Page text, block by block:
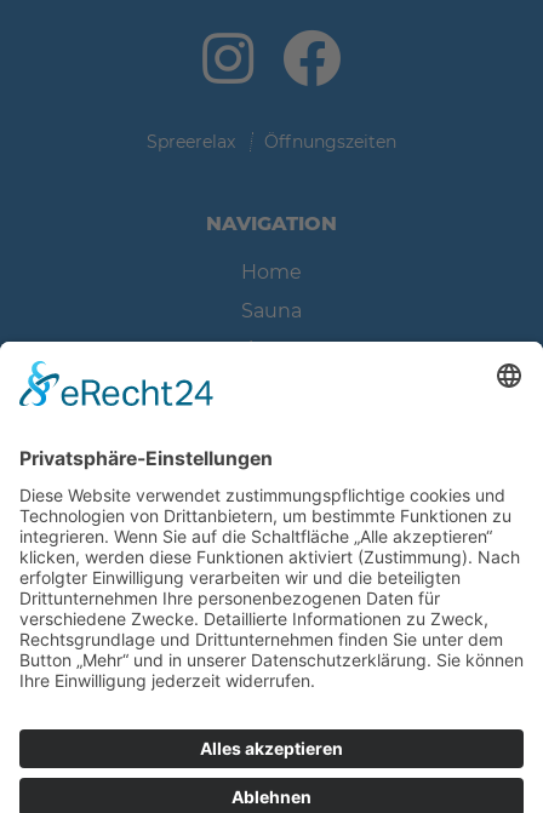
Spreerelax Öffnungszeiten
NAVIGATION
Home
Sauna
Fitness
Preise
Öffnungszeiten
RECHTLICHES
Kontakt
Datenschutz
Impressum
Cookie-Einstellungen